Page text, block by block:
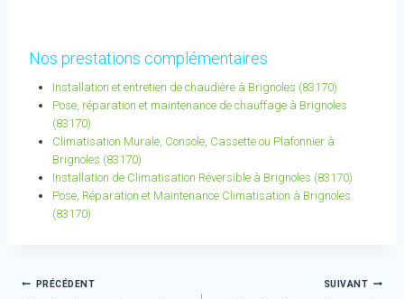
Nos prestations complémentaires
Installation et entretien de chaudière à Brignoles (83170)
Pose, réparation et maintenance de chauffage à Brignoles
(83170)
Climatisation Murale, Console, Cassette ou Plafonnier à
Brignoles (83170)
Installation de Climatisation Réversible à Brignoles (83170)
Pose, Réparation et Maintenance Climatisation à Brignoles
(83170)
Navigation
PRÉCÉDENT SUIVANT